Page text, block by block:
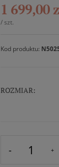
1 699,00
/ szt.
Kod produktu:
ROZMIAR: